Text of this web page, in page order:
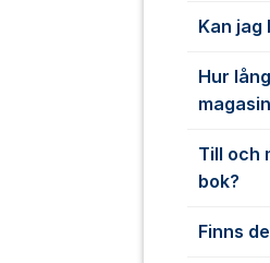
Kan
Hur
Till och
bok?
Finns